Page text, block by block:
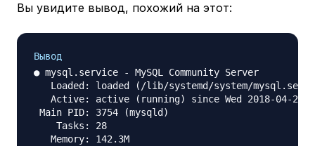
Вы увидите вывод, похожий на этот:
Вывод
● mysql.service - MySQL Community Server
Loaded: loaded (/lib/systemd/system/
Active: active (running) since Wed 2018-04-23
Main PID: 3754 (mysqld)
    Tasks: 28
   Memory: 142.3M